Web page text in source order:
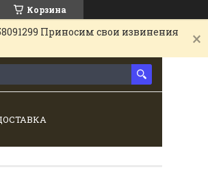
Корзина
Приносим свои извинения